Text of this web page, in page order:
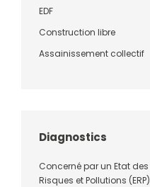
EDF
Construction libre
Assainissement collectif
Diagnostics
Concerné par un Etat des
Risques et Pollutions (ERP)